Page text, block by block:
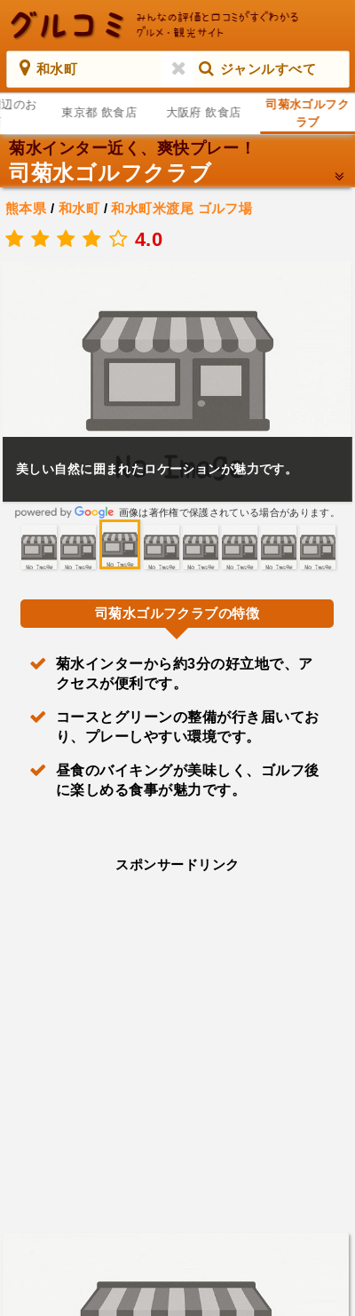
和水町 ジャンルすべて
のお
東京都 飲食店 大阪府 飲食店
司菊水ゴルフク
ラブ
菊水インター近く、爽快プレー！
司菊水ゴルフクラブ
熊本県 / 和水町/和水町米渡尾 ゴルフ場
4.0
美しい自然に囲まれたロケーションが魅力です。
画像は著作権で保護されている場合があります。
司菊水ゴルフクラブの特徴
菊水インターから約3分の好立地で、ア
クセスが便利です。
コースとグリーンの整備が行き届いてお
り、プレーしやすい環境です。
昼食のバイキングが美味しく、ゴルフ後
に楽しめる食事が魅力です。
スポンサードリンク